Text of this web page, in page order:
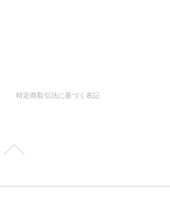
特定商取引法に基づく表記